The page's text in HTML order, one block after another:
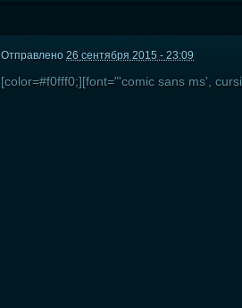
Отправлено26 сентября 2015 - 23:09
[color=#f0fff0;][font="'comic sans ms',